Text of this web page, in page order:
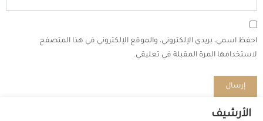
احفظ اسمي، بريدي الإلكتروني، والموقع الإلكتروني في هذا المتصفح
لاستخدامها المرة المقبلة في تعليقي.
الأرشيف